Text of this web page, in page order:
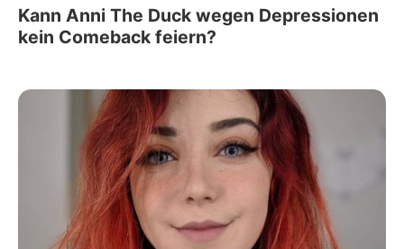
Kann Anni The Duck wegen Depressionen
kein Comeback feiern?